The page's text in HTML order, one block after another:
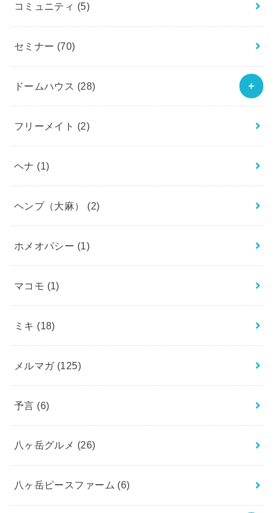
コミュニティ (5)
セミナー (70)
ドームハウス (28)
フリーメイト (2)
ヘナ (1)
ヘンプ（大麻） (2)
ホメオパシー (1)
マコモ (1)
ミキ (18)
メルマガ (125)
予言 (6)
八ヶ岳グルメ (26)
八ヶ岳ピースファーム (6)